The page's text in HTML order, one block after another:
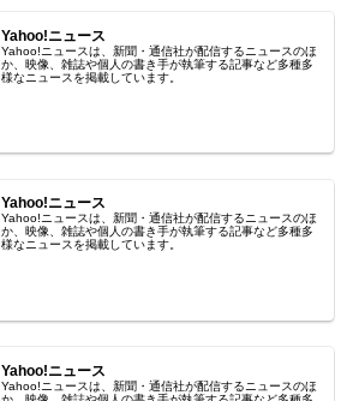
Yahoo!ニュース
Yahoo!ニュースは、新聞・通信社が配信するニュースのほ
か、映像、雑誌や個人の書き手が執筆する記事など多種多
様なニュースを掲載しています。
Yahoo!ニュース
Yahoo!ニュースは、新聞・通信社が配信するニュースのほ
か、映像、雑誌や個人の書き手が執筆する記事など多種多
様なニュースを掲載しています。
Yahoo!ニュース
Yahoo!ニュースは、新聞・通信社が配信するニュースのほ